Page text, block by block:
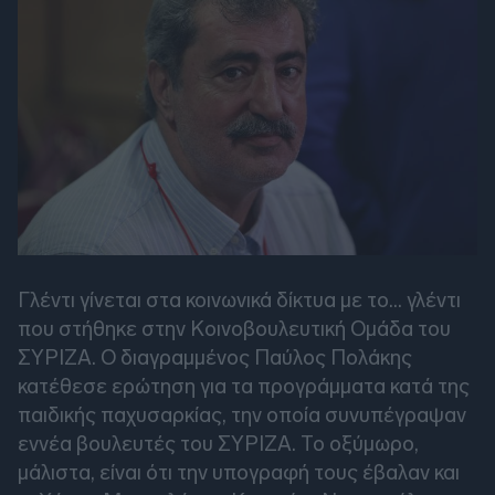
Γλέντι γίνεται στα κοινωνικά δίκτυα με το... γλέντι
που στήθηκε στην Κοινοβουλευτική Ομάδα του
ΣΥΡΙΖΑ. Ο διαγραμμένος Παύλος Πολάκης
κατέθεσε ερώτηση για τα προγράμματα κατά της
παιδικής παχυσαρκίας, την οποία συνυπέγραψαν
εννέα βουλευτές του ΣΥΡΙΖΑ. Το οξύμωρο,
μάλιστα, είναι ότι την υπογραφή τους έβαλαν και